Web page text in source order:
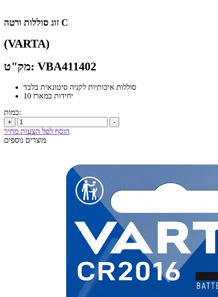
זוג סוללות ורטה C
(VARTA)
מק"ט: VBA411402
סוללות איכותיות לקניה סיטונאית בלבד
כמות:
+ -
הוסף לסל הצעות מחיר
מוצרים נוספים